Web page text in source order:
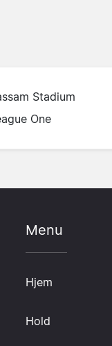
Stadium
One
Menu
Hjem
Hold